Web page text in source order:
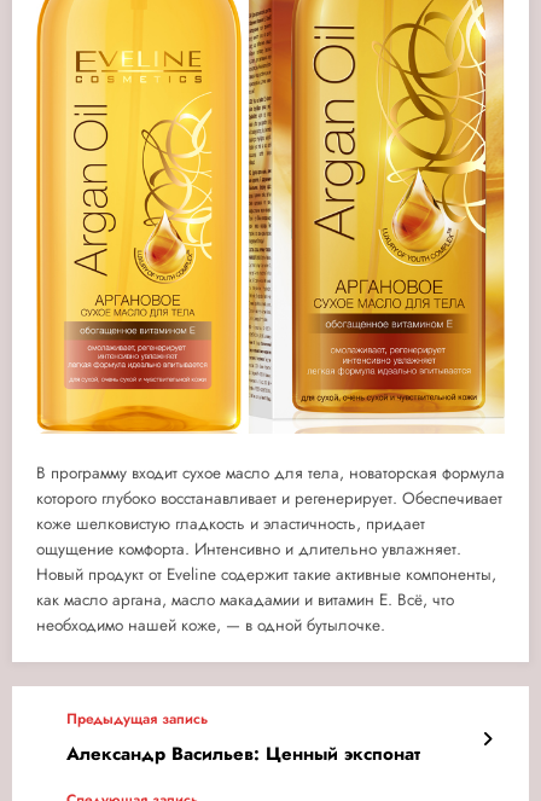
В программу входит сухое масло для тела, новаторская формула
которого глубоко восстанавливает и регенерирует. Обеспечивает
коже шелковистую гладкость и эластичность, придает
ощущение комфорта. Интенсивно и длительно увлажняет.
Новый продукт от Eveline содержит такие активные компоненты,
как масло аргана, масло макадамии и витамин Е. Всё, что
необходимо нашей коже, — в одной бутылочке.
Предыдущая запись
Александр Васильев: Ценный экспонат